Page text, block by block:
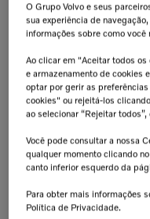
Calcular frete e prazo
Atenção!
Prazos de entrega começam
Insira seu CEP
Não sei meu cep
Todas as peças podem ser
retiradas diretamente na
concessionária.
O Grupo Volvo e seus
sua experiência de
informações sobre como você
Ao clicar em "Aceitar todos os
e armazenamento de cookies
optar por gerir as
cookies" ou rejeitá-los
ao selecionar “Rejeitar
Você pode consultar a nossa
qualquer momento clicando
canto inferior esquerdo da
Para obter mais informações
Política de Privacidade.